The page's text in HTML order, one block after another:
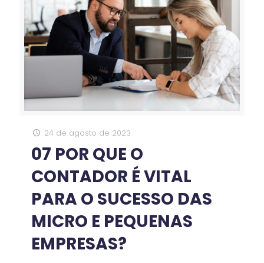
24 de agosto de 2023
07 POR QUE O
CONTADOR É VITAL
PARA O SUCESSO DAS
MICRO E PEQUENAS
EMPRESAS?